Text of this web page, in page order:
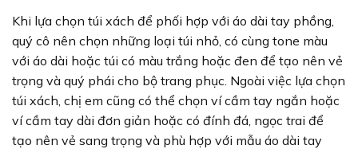
Khi lựa chọn túi xách để phối hợp với áo dài tay phồng,
quý cô nên chọn những loại túi nhỏ, có cùng tone màu
với áo dài hoặc túi có màu trắng hoặc đen để tạo nên vẻ
trọng và quý phái cho bộ trang phục. Ngoài việc lựa chọn
túi xách, chị em cũng có thể chọn ví cầm tay ngắn hoặc
ví cầm tay dài đơn giản hoặc có đính đá, ngọc trai để
tạo nên vẻ sang trọng và phù hợp với mẫu áo dài tay